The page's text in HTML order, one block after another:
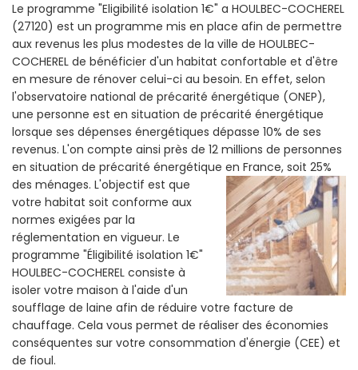
Le programme "Eligibilité isolation 1€" a HOULBEC-COCHEREL
(27120) est un programme mis en place afin de permettre
aux revenus les plus modestes de la ville de HOULBEC-
COCHEREL de bénéficier d'un habitat confortable et d'être
en mesure de rénover celui-ci au besoin. En effet, selon
l'observatoire national de précarité énergétique (ONEP),
une personne est en situation de précarité énergétique
lorsque ses dépenses énergétiques dépasse 10% de ses
revenus. L'on compte ainsi près de 12 millions de personnes
en situation de précarité énergétique en France, soit 25%
des ménages. L'objectif est que
votre habitat soit conforme aux
normes exigées par la
réglementation en vigueur. Le
programme "Éligibilité isolation 1€"
HOULBEC-COCHEREL consiste à
isoler votre maison à l'aide d'un
soufflage de laine afin de réduire votre facture de
chauffage. Cela vous permet de réaliser des économies
conséquentes sur votre consommation d'énergie (CEE) et
de fioul.